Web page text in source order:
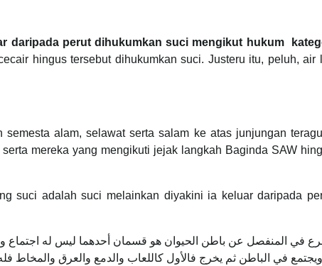
daripada perut dihukumkan suci mengikut hukum
hingus tersebut dihukumkan suci. Justeru itu, peluh, air
alam, selawat serta salam ke atas junjungan
mereka yang mengikuti jejak langkah Baginda SAW
suci adalah suci melainkan diyakini ia keluar daripada
في المنفصل عن باطن الحيوان هو قسمان أحدهما ليس له اجتماع
ويجتمع في الباطن ثم يخرج فالأول كاللعاب والدمع والعرق والمخاط